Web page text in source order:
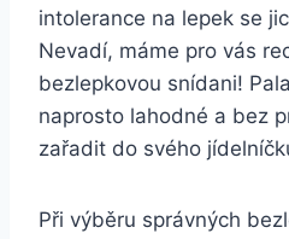
intolerance na lepek se
Nevadí, máme pro vás
bezlepkovou snídani!
naprosto lahodné a bez
zařadit do svého
Při výběru správných